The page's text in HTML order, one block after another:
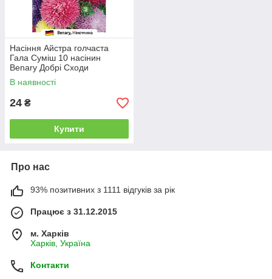
Насіння Айстра голчаста
Гала Суміш 10 насінин
Benary Добрі Сходи
В наявності
24 ₴
Купити
Про нас
93% позитивних з 1111 відгуків за рік
Працює з 31.12.2015
м. Харків
Харків, Україна
Контакти